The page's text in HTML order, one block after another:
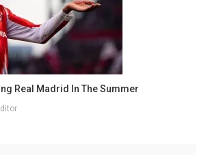
Real Madrid In The Summer